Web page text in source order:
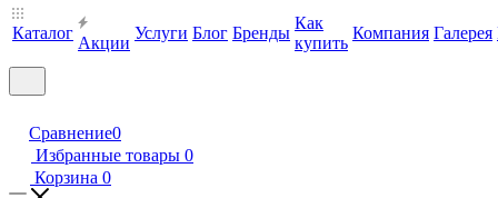
Каталог
Акции
Услуги Блог Бренды
Как
купить
Компания Галерея
Сравнение0
Избранные товары 0
Корзина 0